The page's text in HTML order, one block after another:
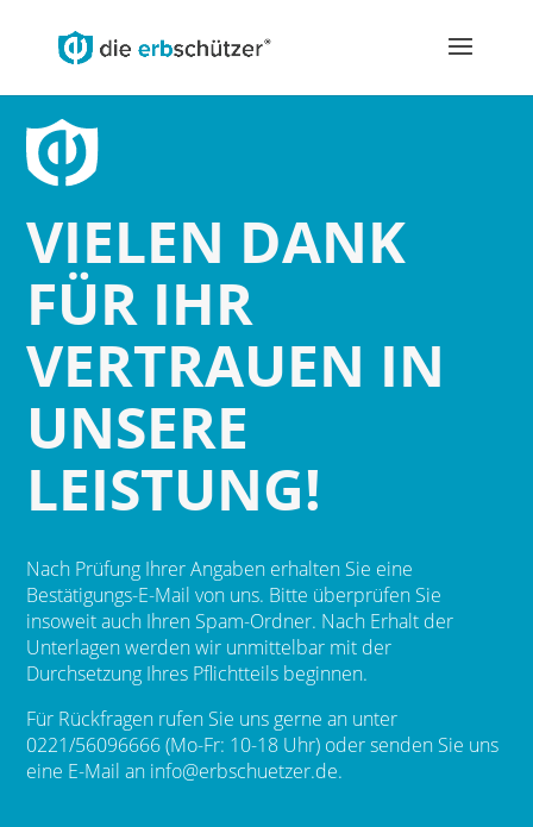
VIELEN DANK
FÜR IHR
VERTRAUEN IN
UNSERE
LEISTUNG!
Nach Prüfung Ihrer Angaben erhalten Sie eine
Bestätigungs-E-Mail von uns. Bitte überprüfen Sie
insoweit auch Ihren Spam-Ordner. Nach Erhalt der
Unterlagen werden wir unmittelbar mit der
Durchsetzung Ihres Pflichtteils beginnen.
Für Rückfragen rufen Sie uns gerne an unter
0221/56096666(Mo-Fr: 10-18 Uhr) oder senden Sie uns
eine E-Mail an info@erbschuetzer.de.